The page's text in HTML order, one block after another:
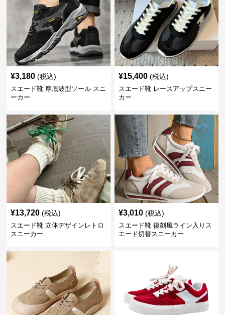
¥3,180 (税込)
スエード靴 厚底波型ソール スニ
ーカー
¥15,400 (税込)
スエード靴 レースアップスニー
カー
¥13,720 (税込)
スエード靴 立体デザインレトロ
スニーカー
¥3,010 (税込)
スエード靴 復刻風ライン入りス
エード切替スニーカー